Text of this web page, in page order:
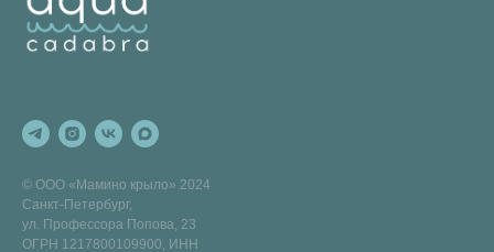
© ООО «Мамино крыло» 2024
Санкт-Петербург,
ул. Профессора Попова, 23
ОГРН 1217800109900, ИНН